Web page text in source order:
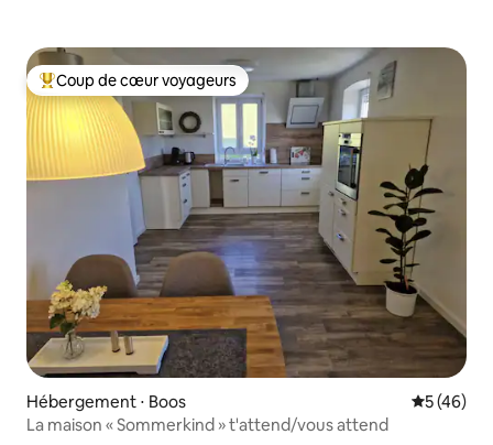
Coups de cœur voyageurs les plus appréciés
Coup de cœur voyageurs
Hébergement ⋅ Boos
5 (46)
La maison « Sommerkind » t'attend/vous attend